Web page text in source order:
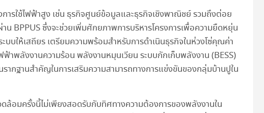
ารใช้ไฟฟ้าสูง เช่น ธุรกิจศูนย์ข้อมูลและธุรกิจเชิงพาณิชย์ รวมถึงต่อย
น BPPUS ซึ่งจะช่วยเพิ่มศักยภาพการบริหารโครงการเพื่อความยืดหยุ่น
บให้เสถียร เตรียมความพร้อมสำหรับการดำเนินธุรกิจในห่วงโซ่คุณค่า
าพลังงานความร้อน พลังงานหมุนเวียน ระบบกักเก็บพลังงาน (BESS)
ากฐานสำคัญในการเสริมความสามารถทางการแข่งขันของกลุ่มบ้านปูใน
อมครั้งนี้ไม่เพียงสอดรับกับทิศทางความต้องการของพลังงานใน